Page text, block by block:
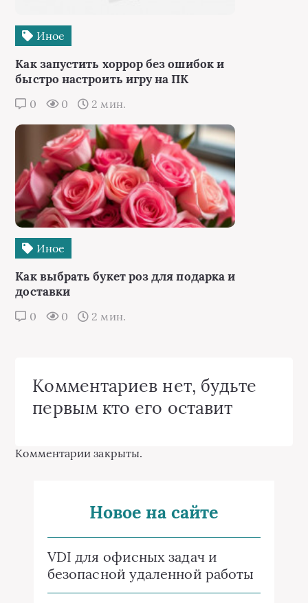
Иное
Как запустить хоррор без ошибок и
быстро настроить игру на ПК
0 0 2 мин.
Иное
Как выбрать букет роз для подарка и
доставки
0 0 2 мин.
Комментариев нет, будьте
первым кто его оставит
Комментарии закрыты.
Новое на сайте
VDI для офисных задач и
безопасной удаленной работы